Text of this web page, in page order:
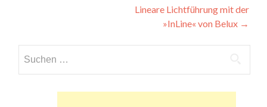
Lineare Lichtführung mit der
»InLine« von Belux →
nach: